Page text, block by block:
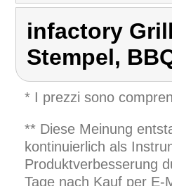
infactory
Stempel,
* I prezzi sono
** Diese Meinung
kontinuierlich als
Produktverbesserung
Tage nach Kauf per E-